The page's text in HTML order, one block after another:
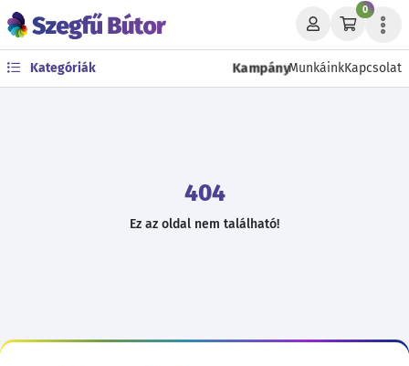
0
Kategóriák KampányMunkáinkKapcsolat
404
Ez az oldal nem található!